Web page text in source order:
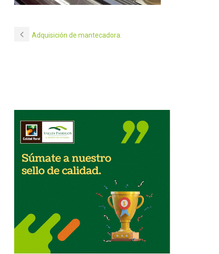
Adquisición de mantecadora.